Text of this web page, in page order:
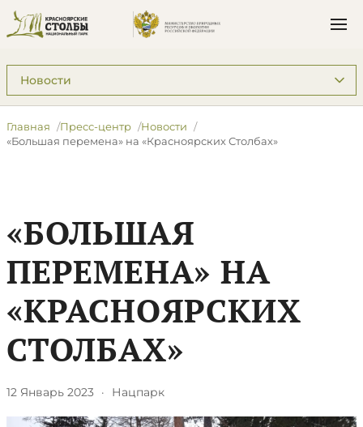
Подразделы: Пресс-центр
Главная Пресс-центр
Новости
«Большая перемена» на «Красноярских Столбах»
«БОЛЬШАЯ
ПЕРЕМЕНА» НА
«КРАСНОЯРСКИХ
СТОЛБАХ»
12 Январь 2023 · Нацпарк